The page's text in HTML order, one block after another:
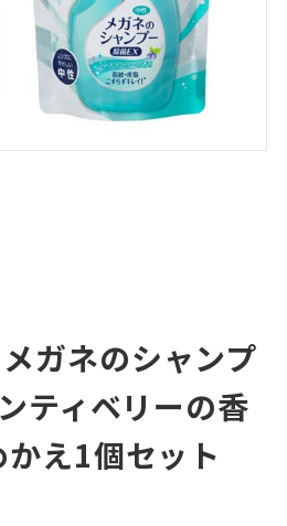
メガネのシャンプ
ティベリーの香
かえ1個セット